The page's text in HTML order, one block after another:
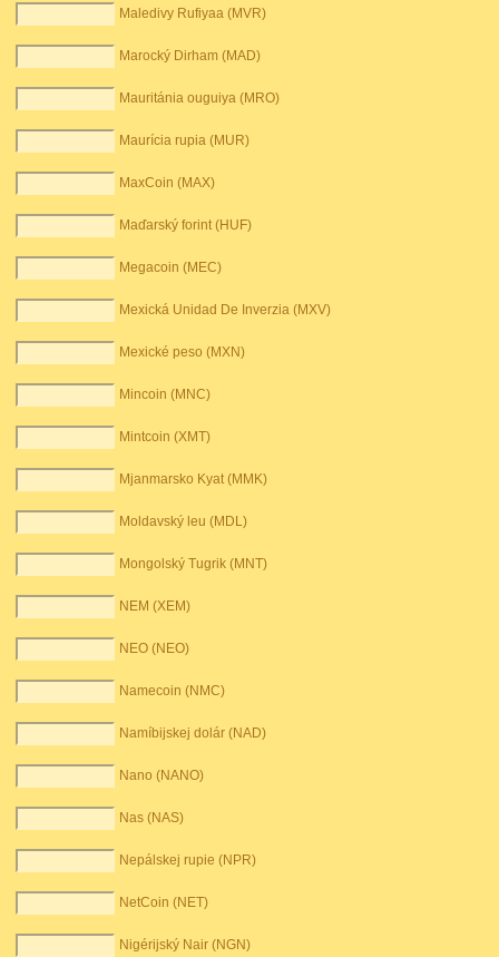
Maledivy Rufiyaa (MVR)
Marocký Dirham (MAD)
Mauritánia ouguiya (MRO)
Maurícia rupia (MUR)
MaxCoin (MAX)
Maďarský forint (HUF)
Megacoin (MEC)
Mexická Unidad De Inverzia (MXV)
Mexické peso (MXN)
Mincoin (MNC)
Mintcoin (XMT)
Mjanmarsko Kyat (MMK)
Moldavský leu (MDL)
Mongolský Tugrik (MNT)
NEM (XEM)
NEO (NEO)
Namecoin (NMC)
Namíbijskej dolár (NAD)
Nano (NANO)
Nas (NAS)
Nepálskej rupie (NPR)
NetCoin (NET)
Nigérijský Nair (NGN)